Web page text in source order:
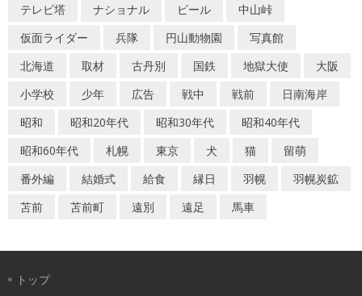
ン
テレビ塔
ナショナル ビール
中山峠
仮面ライダー
兵隊 円山動物園
写真館
北海道
取材 古丹別 国鉄 地獄大使
大阪
小学校
少年 広告 戦中 戦前
日南海岸
昭和
昭和20年代 昭和30年代
昭和40年代
昭和60年代
札幌 東京 犬 猫
留萌
番外編
結婚式 給食 縁日 羽幌
羽幌炭鉱
苫前
苫前町 遠別 遠足 馬車
トップ